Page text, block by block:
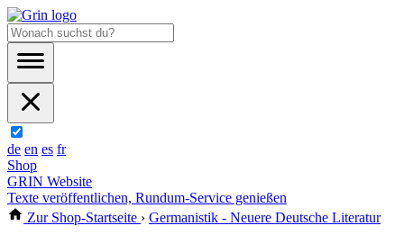
de en es fr
Shop
GRIN Website
Texte veröffentlichen, Rundum-Service genießen
Zur Shop-Startseite › Germanistik - Neuere Deutsche Literatur